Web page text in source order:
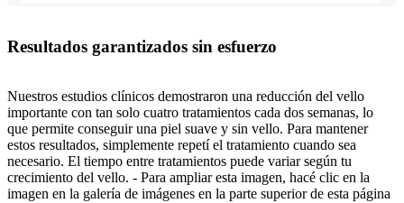
Resultados garantizados sin esfuerzo
Nuestros estudios clínicos demostraron una reducción del vello
importante con tan solo cuatro tratamientos cada dos semanas, lo
que permite conseguir una piel suave y sin vello. Para mantener
estos resultados, simplemente repetí el tratamiento cuando sea
necesario. El tiempo entre tratamientos puede variar según tu
crecimiento del vello. - Para ampliar esta imagen, hacé clic en la
imagen en la galería de imágenes en la parte superior de esta página